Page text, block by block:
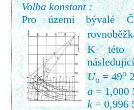
Volba konstant :
Pro území bývalé
K této
Uo= 49o
a= 1,000
k= 0,996